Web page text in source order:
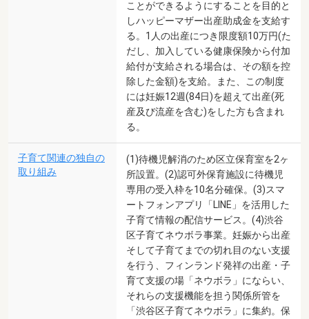
ことができるようにすることを目的と
しハッピーマザー出産助成金を支給す
る。1人の出産につき限度額10万円(た
だし、加入している健康保険から付加
給付が支給される場合は、その額を控
除した金額)を支給。また、この制度
には妊娠12週(84日)を超えて出産(死
産及び流産を含む)をした方も含まれ
る。
子育て関連の独自の
取り組み
(1)待機児解消のため区立保育室を2ヶ
所設置。(2)認可外保育施設に待機児
専用の受入枠を10名分確保。(3)スマ
ートフォンアプリ「LINE」を活用した
子育て情報の配信サービス。(4)渋谷
区子育てネウボラ事業。妊娠から出産
そして子育てまでの切れ目のない支援
を行う、フィンランド発祥の出産・子
育て支援の場「ネウボラ」にならい、
それらの支援機能を担う関係所管を
「渋谷区子育てネウボラ」に集約。保